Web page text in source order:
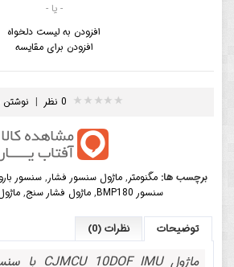
- یا -
افزودن به لیست دلخواه
افزودن برای مقایسه
0 نظر | نوشتن
برچسب ها: مگنومتر, ماژول سنسور فشار, سنسور
سنسور BMP180
, ماژول فشار سنج,
توضیحات نظرات (0)